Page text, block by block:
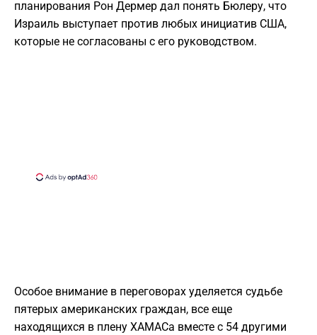
планирования Рон Дермер дал понять Бюлеру, что
Израиль выступает против любых инициатив США,
которые не согласованы с его руководством.
Особое внимание в переговорах уделяется судьбе
пятерых американских граждан, все еще
находящихся в плену ХАМАСа вместе с 54 другими